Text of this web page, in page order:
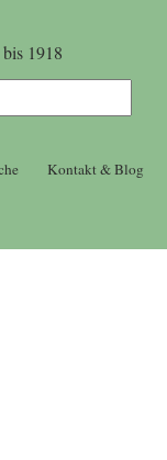
1918
Kontakt & Blog